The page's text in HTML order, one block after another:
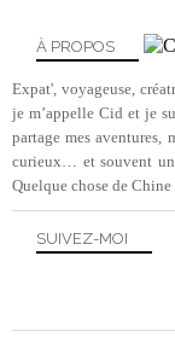
SUIVEZ-MOI
À PROPOS
Expat', voyageuse,
je m’appelle Cid et je
partage mes aventures,
curieux… et souvent
Quelque chose de